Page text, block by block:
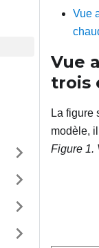
Vue
Vue
trois
La figure
modèle,
Figure 1.